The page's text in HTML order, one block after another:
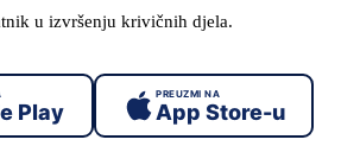
u izvršenju krivičnih djela.
Play
PREUZMI NA
App Store-u